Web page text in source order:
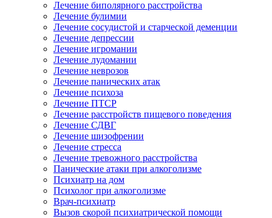
Лечение биполярного расстройства
Лечение булимии
Лечение сосудистой и старческой деменции
Лечение депрессии
Лечение игромании
Лечение лудомании
Лечение неврозов
Лечение панических атак
Лечение психоза
Лечение ПТСР
Лечение расстройств пищевого поведения
Лечение СДВГ
Лечение шизофрении
Лечение стресса
Лечение тревожного расстройства
Панические атаки при алкоголизме
Психиатр на дом
Психолог при алкоголизме
Врач-психиатр
Вызов скорой психиатрической помощи